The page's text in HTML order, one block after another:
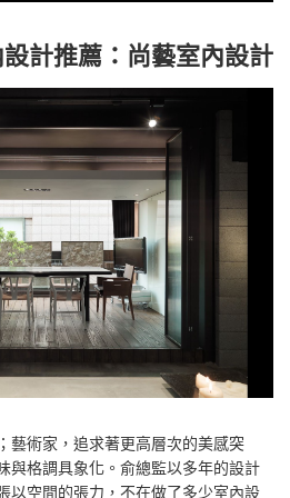
計推薦：尚藝室內設計
藝術家，追求著更高層次的美感突
與格調具象化。俞總監以多年的設計
以空間的張力，不在做了多少室內設
內設計 而是鋪陳了多少生活的感受
得獎紀錄 作品欣賞
影音專區
聯絡我們 中文 (台灣)
SEARCH
themeby CSSIgniter.com